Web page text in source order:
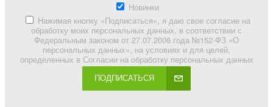
Новинки
Нажимая кнопку «Подписаться», я даю свое согласие на
обработку моих персональных данных, в соответствии с
Федеральным законом от 27.07.2006 года №152-ФЗ «О
персональных данных», на условиях и для целей,
определенных в Согласии на обработку персональных данных
ПОДПИСАТЬСЯ